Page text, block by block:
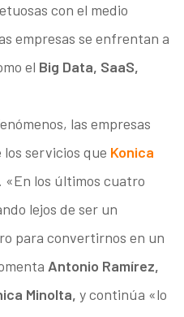
con el medio
empresas se enfrentan a
el Big Data, SaaS,
las empresas
los servicios que Konica
«En los últimos cuatro
lejos de ser un
para convertirnos en un
Antonio Ramírez,
Minolta, y continúa «lo